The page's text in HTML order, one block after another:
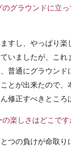
グラウンドに立っ
すし、やっぱり
いましたが、こ
普通にグラウン
とが出来たので、
修正すべきところ
楽しさはどこです
つの負けが命取